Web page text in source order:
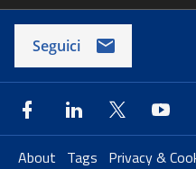
Seguici
About Tags Privacy &